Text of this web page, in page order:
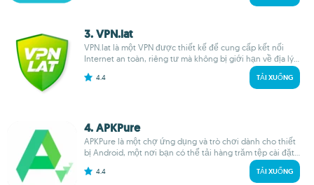
3. VPN.lat
VPN.lat là một VPN được thiết kế để cung cấp kết nối
Internet an toàn, riêng tư mà không bị giới hạn về địa lý...
4.4 TẢI XUỐNG
4. APKPure
APKPure là một chợ ứng dụng và trò chơi dành cho thiết
bị Android, một nơi bạn có thể tải hàng trăm tệp cài đặt...
4.4 TẢI XUỐNG